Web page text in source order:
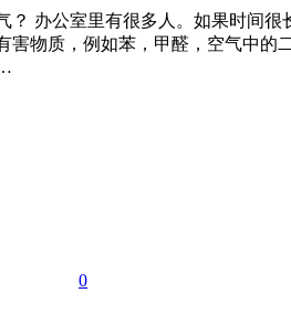
？ 办公室里有很多人。如果时间
害物质，例如苯，甲醛，空气中
0